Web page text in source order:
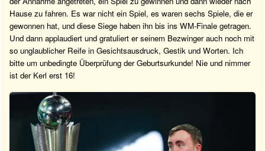
Hause zu fahren. Es war nicht ein Spiel, es waren sechs Spiele, die er
gewonnen hat, und diese Siege haben ihn bis ins WM-Finale getragen.
Und dann applaudiert und gratuliert er seinem Bezwinger auch noch mit
so unglaublicher Reife in Gesichtsausdruck, Gestik und Worten. Ich
bitte um unbedingte Überprüfung der Geburtsurkunde! Nie und nimmer
ist der Kerl erst 16!